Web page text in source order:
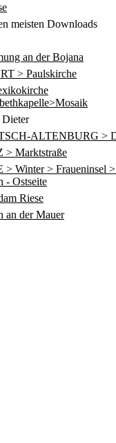
meisten Downloads
an der Bojana
> Paulskirche
ALTENBURG >
Marktstraße
> Winter > Fraueninsel
- Ostseite
Riese
an der Mauer